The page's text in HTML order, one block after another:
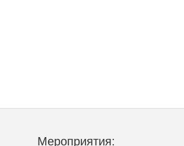
Мероприятия: